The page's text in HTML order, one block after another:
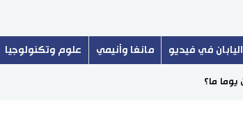
اليابان في فيديو مانغا وأنيمي علوم وتكنولوجيا
يوما ما؟